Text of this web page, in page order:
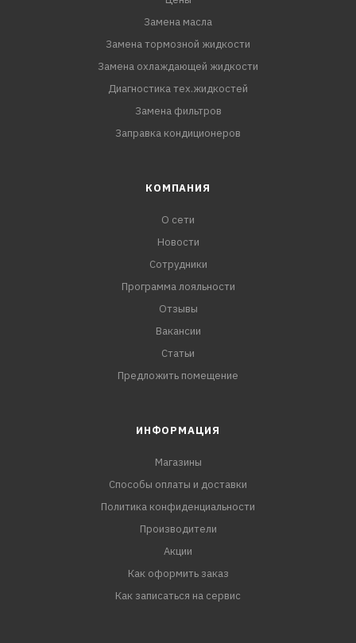
Замена масла
Замена тормозной жидкости
Замена охлаждающей жидкости
Диагностика тех.жидкостей
Замена фильтров
Заправка кондиционеров
КОМПАНИЯ
О сети
Новости
Сотрудники
Программа лояльности
Отзывы
Вакансии
Статьи
Предложить помещение
ИНФОРМАЦИЯ
Магазины
Способы оплаты и доставки
Политика конфиденциальности
Производители
Акции
Как оформить заказ
Как записаться на сервис